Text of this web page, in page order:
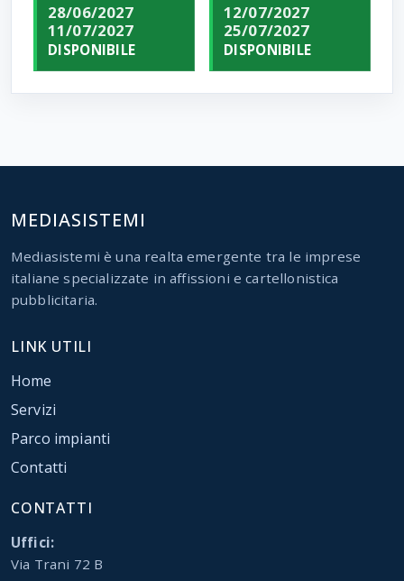
28/06/2027
11/07/2027
DISPONIBILE
12/07/2027
25/07/2027
DISPONIBILE
MEDIASISTEMI
Mediasistemi è una realta emergente tra le imprese
italiane specializzate in affissioni e cartellonistica
pubblicitaria.
LINK UTILI
Home
Servizi
Parco impianti
Contatti
CONTATTI
Uffici:
Via Trani 72 B